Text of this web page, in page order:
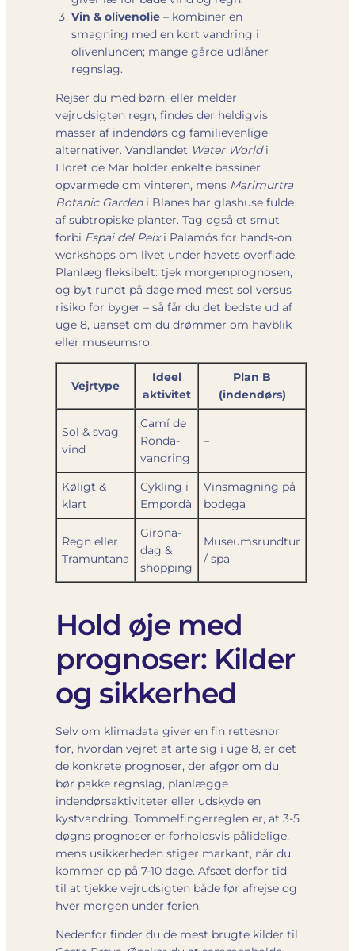
Vin & olivenolie – kombiner en
smagning med en kort vandring i
olivenlunden; mange gårde udlåner
regnslag.
Rejser du med børn, eller melder
vejrudsigten regn, findes der heldigvis
masser af indendørs og familievenlige
alternativer. Vandlandet Water Worldi
Lloret de Mar holder enkelte bassiner
opvarmede om vinteren, mens Marimurtra
Botanic Gardeni Blanes har glashuse fulde
af subtropiske planter. Tag også et smut
forbi Espai del Peixi Palamós for hands-on
workshops om livet under havets overflade.
Planlæg fleksibelt: tjek morgenprognosen,
og byt rundt på dage med mest sol versus
risiko for byger – så får du det bedste ud af
uge 8, uanset om du drømmer om havblik
eller museumsro.
Vejrtype
Ideel
aktivitet
Plan B
(indendørs)
Sol & svag
vind
Camí de
Ronda-
vandring
–
Køligt &
klart
Cykling i
Empordà
Vinsmagning på
bodega
Regn eller
Tramuntana
Girona-
dag &
shopping
Museumsrundtur
/ spa
Hold øje med
prognoser: Kilder
og sikkerhed
Selv om klimadata giver en fin rettesnor
for, hvordan vejret at arte sig i uge 8, er det
de konkrete prognoser, der afgør om du
bør pakke regnslag, planlægge
indendørsaktiviteter eller udskyde en
kystvandring. Tommelfinger­reglen er, at 3-5
døgns prognoser er forholdsvis pålidelige,
mens usikkerheden stiger markant, når du
kommer op på 7-10 dage. Afsæt derfor tid
til at tjekke vejrudsigten både før afrejse og
hver morgen under ferien.
Nedenfor finder du de mest brugte kilder til